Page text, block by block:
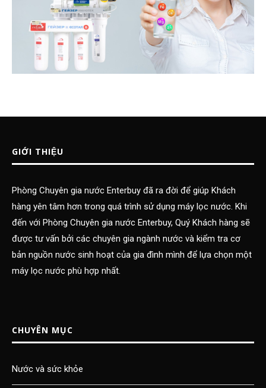
GIỚI THIỆU
Phòng Chuyên gia nước Enterbuy đã ra đời để giúp Khách
hàng yên tâm hơn trong quá trình sử dụng máy lọc nước. Khi
đến với Phòng Chuyên gia nước Enterbuy, Quý Khách hàng sẽ
được tư vấn bởi các chuyên gia ngành nước và kiểm tra cơ
bản nguồn nước sinh hoạt của gia đình mình để lựa chọn một
máy lọc nước phù hợp nhất.
CHUYÊN MỤC
Nước và sức khỏe